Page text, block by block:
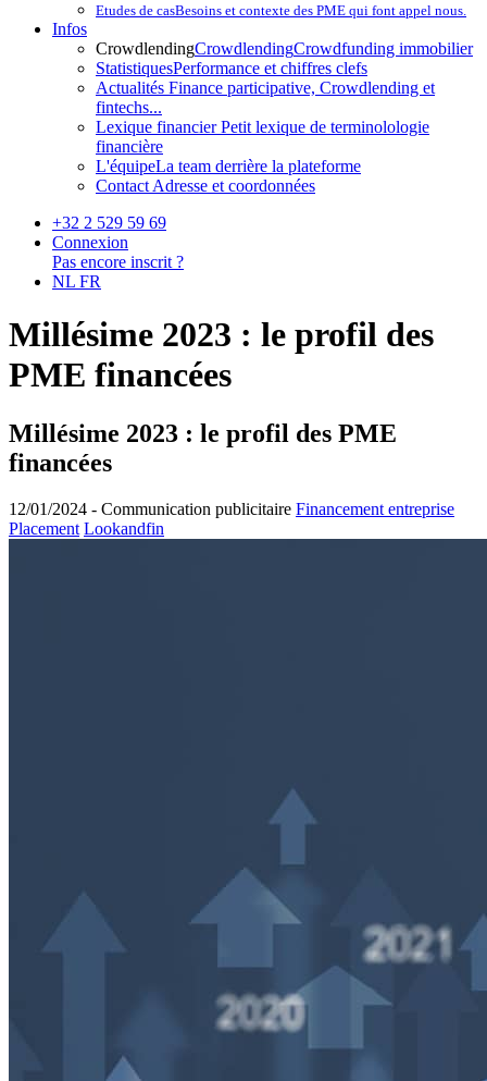
Etudes de casBesoins et contexte des PME qui font appel nous.
Infos
CrowdlendingCrowdlendingCrowdfunding immobilier
StatistiquesPerformance et chiffres clefs
Actualités Finance participative, Crowdlending et
fintechs...
Lexique financierPetit lexique de terminolologie
financière
L'équipeLa team derrière la plateforme
Contact Adresse et coordonnées
+32 2 529 59 69
Connexion
Pas encore inscrit ?
NL FR
Millésime 2023 : le profil des
PME financées
Millésime 2023 : le profil des PME
financées
12/01/2024 - Communication publicitaire Financement entreprise
Placement Lookandfin